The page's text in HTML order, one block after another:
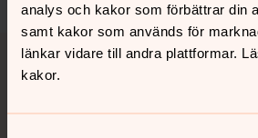
analys och kakor som förbättrar din
samt kakor som används för
länkar vidare till andra plattformar.
kakor.
Tillbaka till toppen
Tillbaka till innehållet